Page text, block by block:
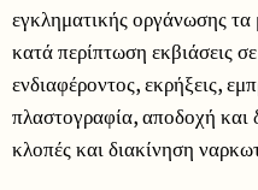
εγκληματικής οργάνωσης τα
κατά περίπτωση εκβιάσεις
ενδιαφέροντος, εκρήξεις,
πλαστογραφία, αποδοχή και
κλοπές και διακίνηση